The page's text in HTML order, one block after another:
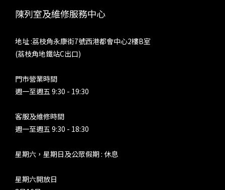
陳列室及維修服務中心
地址 :荔枝角永康街7號西港都會中心2樓B室
(荔枝角地鐵站C出口)
門市營業時間
週一至週五 9:30 - 19:30
客服及維修時間
週一至週五 9:30 - 18:30
星期六，星期日及公眾假期 : 休息
星期六開放日